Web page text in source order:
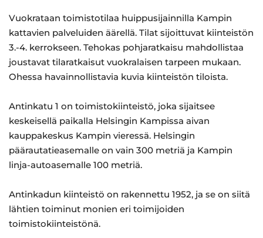
Vuokrataan toimistotilaa huippusijainnilla Kampin
kattavien palveluiden äärellä. Tilat sijoittuvat kiinteistön
3.-4. kerrokseen. Tehokas pohjaratkaisu mahdollistaa
joustavat tilaratkaisut vuokralaisen tarpeen mukaan.
Ohessa havainnollistavia kuvia kiinteistön tiloista.
Antinkatu 1 on toimistokiinteistö, joka sijaitsee
keskeisellä paikalla Helsingin Kampissa aivan
kauppakeskus Kampin vieressä. Helsingin
päärautatieasemalle on vain 300 metriä ja Kampin
linja-autoasemalle 100 metriä.
Antinkadun kiinteistö on rakennettu 1952, ja se on siitä
lähtien toiminut monien eri toimijoiden
toimistokiinteistönä.